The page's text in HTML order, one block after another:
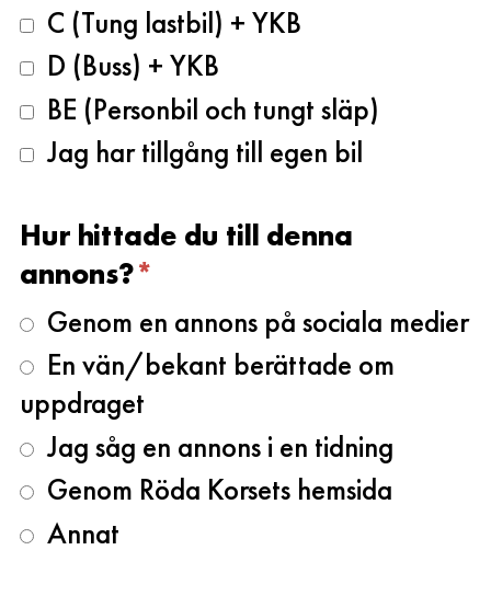
C (Tung lastbil) + YKB
D (Buss) + YKB
BE (Personbil och tungt släp)
Jag har tillgång till egen bil
Hur hittade du till denna
annons?*
Genom en annons på sociala medier
En vän/bekant berättade om
uppdraget
Jag såg en annons i en tidning
Genom Röda Korsets hemsida
Annat